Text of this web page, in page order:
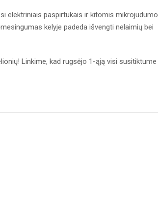
elektriniais paspirtukais ir kitomis mikrojudumo
kelyje padeda išvengti nelaimių bei
Linkime, kad rugsėjo 1-ąją visi susitiktume